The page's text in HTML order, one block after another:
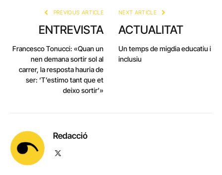
PREVIOUS ARTICLE
ENTREVISTA
Francesco Tonucci: «Quan un
nen demana sortir sol al
carrer, la resposta hauria de
ser: ‘T’estimo tant que et
deixo sortir’»
NEXT ARTICLE
ACTUALITAT
Un temps de migdia educatiu i
inclusiu
Redacció